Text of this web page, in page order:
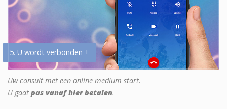
5. U wordt verbonden +
Uw consult met een online medium start.
U gaat pas vanaf hier betalen.